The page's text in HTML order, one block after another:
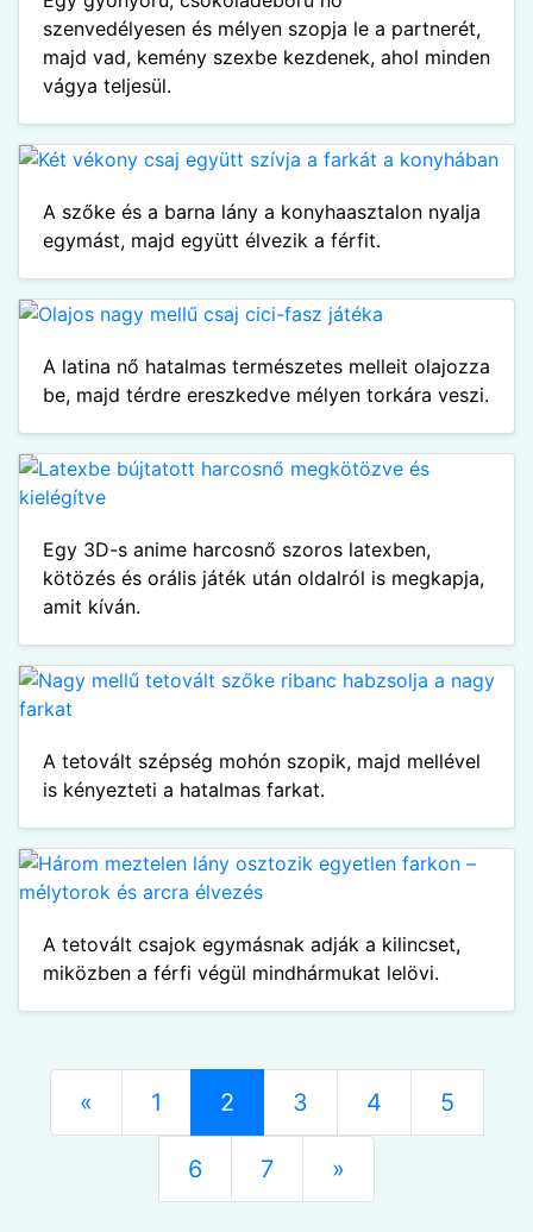
szenvedélyesen és mélyen szopja le a partnerét,
majd vad, kemény szexbe kezdenek, ahol minden
vágya teljesül.
A szőke és a barna lány a konyhaasztalon nyalja
egymást, majd együtt élvezik a férfit.
A latina nő hatalmas természetes melleit olajozza
be, majd térdre ereszkedve mélyen torkára veszi.
Egy 3D-s anime harcosnő szoros latexben,
kötözés és orális játék után oldalról is megkapja,
amit kíván.
A tetovált szépség mohón szopik, majd mellével
is kényezteti a hatalmas farkat.
A tetovált csajok egymásnak adják a kilincset,
miközben a férfi végül mindhármukat lelövi.
« 1 2 3 4 5
6 7 »